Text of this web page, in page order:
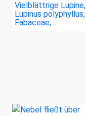
Vielblättrige Lupine,
Lupinus polyphyllus,
Fabaceae,…